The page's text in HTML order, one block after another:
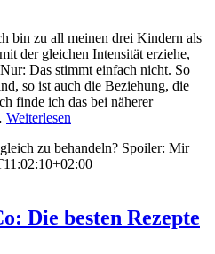
bin zu all meinen drei Kindern als
der gleichen Intensität erziehe,
Das stimmt einfach nicht. So
so ist auch die Beziehung, die
finde ich das bei näherer
Weiterlesen
zu behandeln? Spoiler: Mir
Die besten Rezepte